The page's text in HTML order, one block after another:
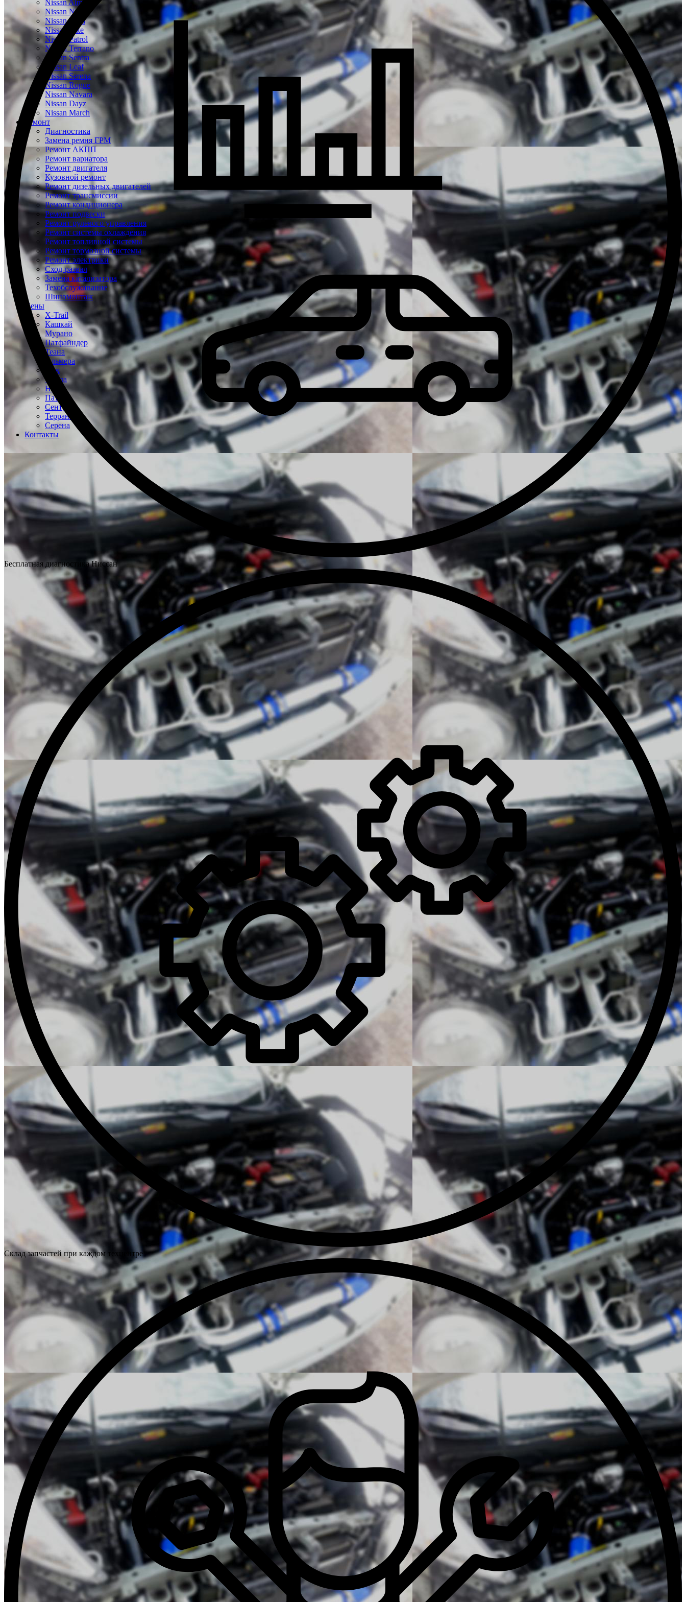
Nissan Almera
Nissan Note
Nissan Tiida
Nissan Juke
Nissan Patrol
Nissan Terrano
Nissan Sentra
Nissan Leaf
Nissan Serena
Nissan Rogue
Nissan Navara
Nissan Dayz
Nissan March
Ремонт
Диагностика
Замена ремня ГРМ
Ремонт АКПП
Ремонт вариатора
Ремонт двигателя
Кузовной ремонт
Ремонт дизельных двигателей
Ремонт трансмиссии
Ремонт кондиционера
Ремонт подвески
Ремонт рулевого управления
Ремонт системы охлаждения
Ремонт топливной системы
Ремонт тормозной системы
Ремонт электрики
Сход-развал
Замена катализатора
Техобслуживание
Шиномонтаж
Цены
X-Trail
Кашкай
Мурано
Патфайндер
Теана
Альмера
Жук
Тиида
Ноут
Патрол
Сентра
Террано
Серена
Контакты
Бесплатная диагностика Ниссан
Склад запчастей при каждом техцентре